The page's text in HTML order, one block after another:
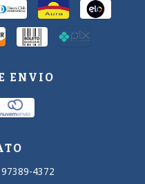
ENVIO
4372